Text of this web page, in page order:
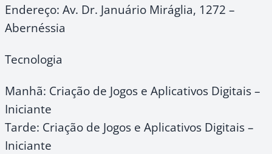
Endereço: Av. Dr. Januário Miráglia, 1272 –
Abernéssia
Tecnologia
Manhã: Criação de Jogos e Aplicativos Digitais –
Iniciante
Tarde: Criação de Jogos e Aplicativos Digitais –
Iniciante